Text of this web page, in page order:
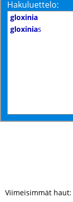
Hakuluettelo:
gloxinia
gloxinias
Viimeisimmät haut: